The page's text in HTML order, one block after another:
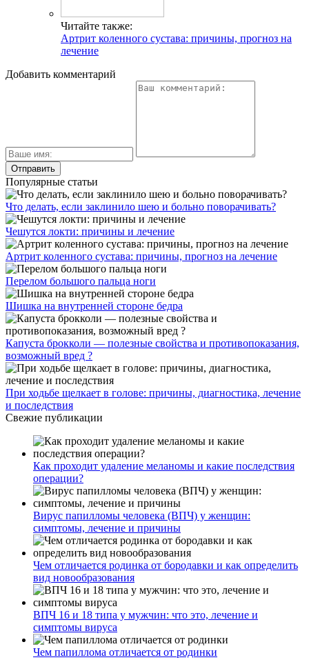
Читайте также:
Артрит коленного сустава: причины, прогноз на
лечение
Добавить комментарий
Популярные статьи
Что делать, если заклинило шею и больно поворачивать?
Чешутся локти: причины и лечение
Артрит коленного сустава: причины, прогноз на лечение
Перелом большого пальца ноги
Шишка на внутренней стороне бедра
Капуста брокколи — полезные свойства и противопоказания,
возможный вред ?
При ходьбе щелкает в голове: причины, диагностика, лечение
и последствия
Свежие публикации
Как проходит удаление меланомы и какие последствия
операции?
Вирус папилломы человека (ВПЧ) у женщин:
симптомы, лечение и причины
Чем отличается родинка от бородавки и как определить
вид новообразования
ВПЧ 16 и 18 типа у мужчин: что это, лечение и
симптомы вируса
Чем папиллома отличается от родинки